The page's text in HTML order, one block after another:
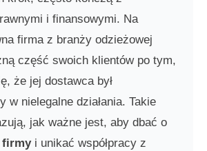
i finansowymi. Na
firma z branży odzieżowej
część swoich klientów po tym,
że jej dostawca był
w nielegalne działania. Takie
jak ważne jest, aby dbać o
firmyi unikać współpracy z